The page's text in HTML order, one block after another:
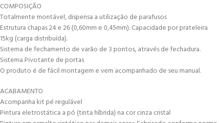
COMPOSIÇÃO
Totalmente montável, dispensa a utilização de parafusos
Estrutura chapas 24 e 26 (0,60mm e 0,45mm). Capacidade por prateleira
15kg (carga distribuída).
Sistema de fechamento de varão de 3 pontos, através de fechadura.
Sistema Pivotante de portas
O produto é de fácil montagem e vem acompanhado de seu manual.
ACABAMENTO
Acompanha kit pé regulável
Pintura eletrostática a pó (tinta híbrida) na cor cinza cristal